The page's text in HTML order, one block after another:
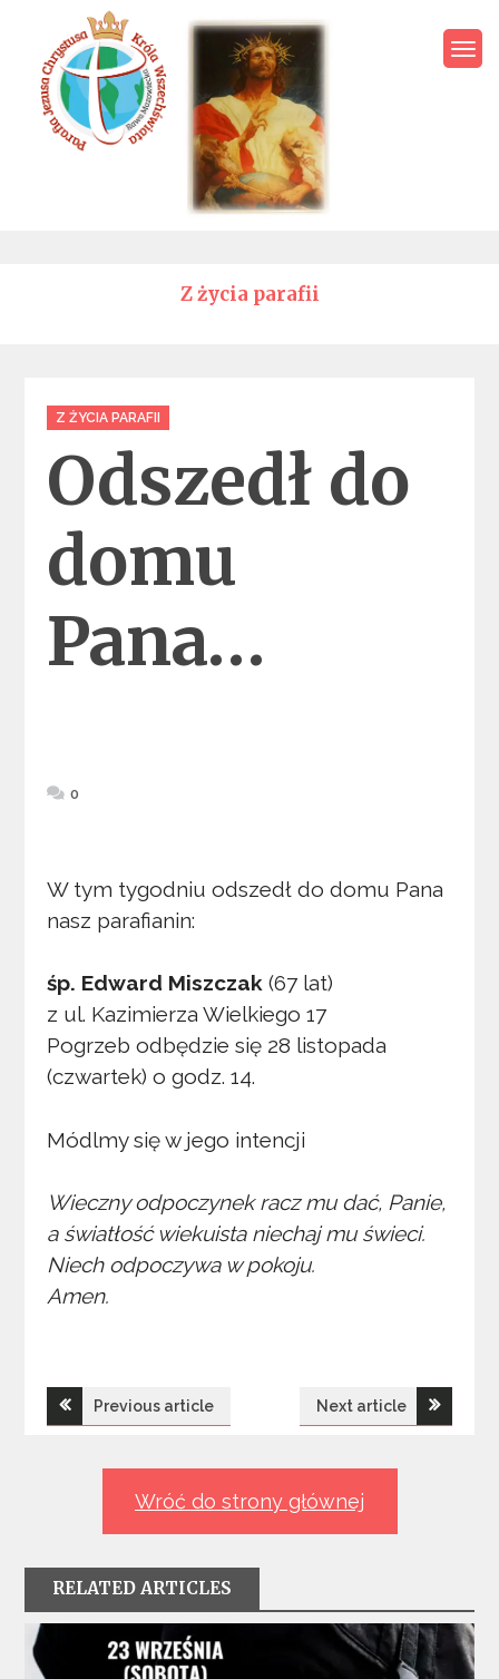
content
Parafia Jezusa Chrystusa
Króla Wszechświata – Rawa
Z życia parafii
Categories
Z ŻYCIA PARAFII
Odszedł do
domu
Pana…
0
W tym tygodniu odszedł do domu Pana
nasz parafianin:
śp. Edward Miszczak(67 lat)
z ul. Kazimierza Wielkiego 17
Pogrzeb odbędzie się 28 listopada
(czwartek) o godz. 14.
Módlmy się w jego intencji
Wieczny odpoczynek racz mu dać, Panie,
a światłość wiekuista niechaj mu świeci.
Niech odpoczywa w pokoju.
Amen.
Nawigacja
Previous article Next article
Wróć do strony głównej
RELATED ARTICLES